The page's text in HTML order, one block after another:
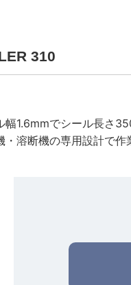
310
幅1.6mmでシール長さ
・溶断機の専用設計で